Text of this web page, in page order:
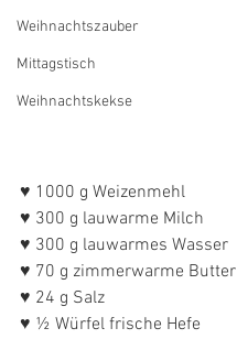
Weihnachtszauber
Mittagstisch
Weihnachtskekse
♥ 1000 g Weizenmehl
♥ 300 g lauwarme Milch
♥ 300 g lauwarmes Wasser
♥ 70 g zimmerwarme Butter
♥ 24 g Salz
♥ ½ Würfel frische Hefe